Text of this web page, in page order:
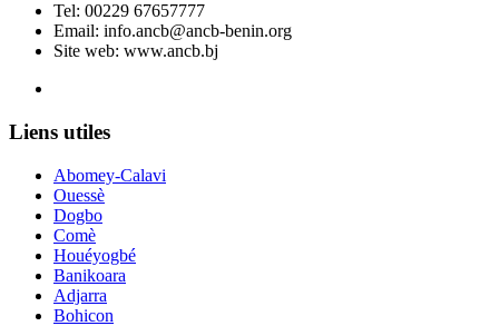
Tel: 00229 67657777
Email: info.ancb@ancb-benin.org
Site web: www.ancb.bj
Liens utiles
Abomey-Calavi
Ouessè
Dogbo
Comè
Houéyogbé
Banikoara
Adjarra
Bohicon